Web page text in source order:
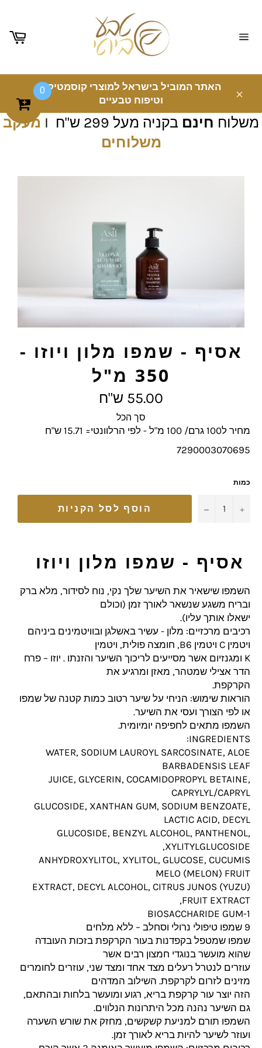
האתר המוביל בישראל למוצרי קוסמטיקה
וטיפוח טבעיים
משלוח חינם בקניה מעל 299 ש"ח I
מעקב
משלוחים
אסיף - שמפו מלון ויוזו -
350 מ"ל
מחיר
מלא
55.00 ש"ח
סך הכל
מחיר ל100 גרם/ 100 מ"ל - לפי הרלוונטי= 15.71 ש"ח
7290003070695
כמות
− + הוסף לסל הקניות
אסיף - שמפו מלון ויוזו
השמפו שישאיר את השיער שלך נקי, נוח לסידור, מלא ברק
ובריח משגע שנשאר לאורך זמן (וכולם
ישאלו אותך עליו).
רכיבים מרכזיים: מלון - עשיר באשלגן ובוויטמינים ביניהם
ויטמין C ויטמין B6, חומצה פולית, ויטמין
K ומגנזיום אשר מסייעים לריכוך השיער והזנתו . יוזו – פרח
הדר אצילי שמטהר, מאזן ומרגיע את
הקרקפת.
הוראות שימוש: הניחי על שיער רטוב כמות קטנה של שמפו
או לפי הצורך ועסי את השיער.
השמפו מתאים לחפיפה יומיומית.
INGREDIENTS:
WATER, SODIUM LAUROYL SARCOSINATE, ALOE
BARBADENSIS LEAF
JUICE, GLYCERIN, COCAMIDOPROPYL BETAINE,
CAPRYLYL/CAPRYL
GLUCOSIDE, XANTHAN GUM, SODIUM BENZOATE,
LACTIC ACID, DECYL
GLUCOSIDE, BENZYL ALCOHOL, PANTHENOL,
XYLITYLGLUCOSIDE,
ANHYDROXYLITOL, XYLITOL, GLUCOSE, CUCUMIS
MELO (MELON) FRUIT
EXTRACT, DECYL ALCOHOL, CITRUS JUNOS (YUZU)
FRUIT EXTRACT,
BIOSACCHARIDE GUM-1
9 שמפו טיפולי נרולי וסחלב – ללא מלחים
שמפו שמטפל בקפדנות בעור הקרקפת בזכות העובדה
שהוא מועשר בנוגדי חמצון רבים אשר
עוזרים לנטרל רעלים מצד אחד ומצד שני, עוזרים לחומרים
מזינים לזרום לקרקפת. השילוב המדהים
הזה יוצר עור קרקפת בריא, רגוע ומועשר בלחות ובהתאם,
גם השיער נהנה מכל היתרונות הנלווים.
השמפו תורם למניעת קשקשים, מחזק את שורש השערה
ועוזר לשיער להיות בריא לאורך זמן.
0